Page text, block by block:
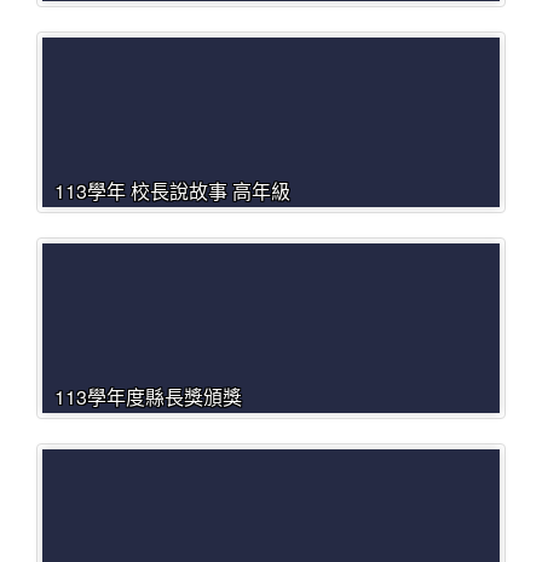
113學年 校長說故事 高年級
113學年度縣長獎頒獎